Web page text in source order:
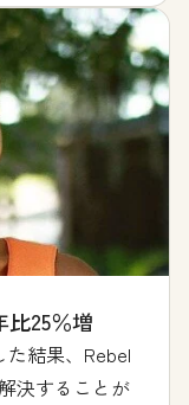
比25％増
結果、Rebel
決することが